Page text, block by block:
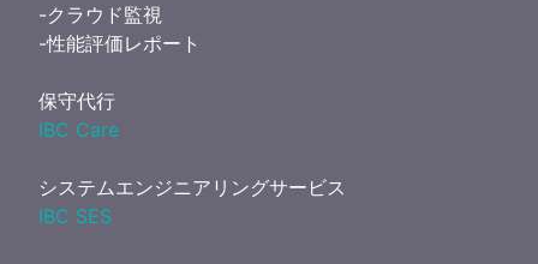
-クラウド監視
-性能評価レポート
保守代行
IBC Care
システムエンジニアリングサービス
IBC SES